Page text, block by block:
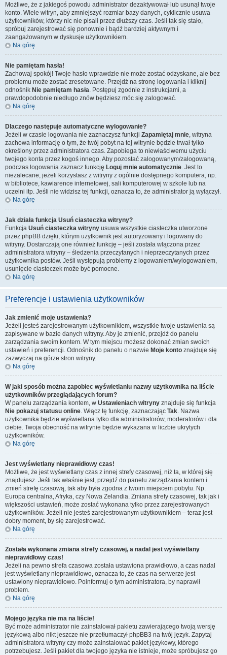
Możliwe, że z jakiegoś powodu administrator dezaktywował lub usunął twoje
konto. Wiele witryn, aby zmniejszyć rozmiar bazy danych, cyklicznie usuwa
użytkowników, którzy nic nie pisali przez dłuższy czas. Jeśli tak się stało,
spróbuj zarejestrować się ponownie i bądź bardziej aktywnym i
zaangażowanym w dyskusje użytkownikiem.
Na górę
Nie pamiętam hasła!
Zachowaj spokój! Twoje hasło wprawdzie nie może zostać odzyskane, ale bez
problemu może zostać zresetowane. Przejdź na stronę logowania i kliknij
odnośnik Nie pamiętam hasła. Postępuj zgodnie z instrukcjami, a
prawdopodobnie niedługo znów będziesz móc się zalogować.
Na górę
Dlaczego następuje automatyczne wylogowanie?
Jeżeli w czasie logowania nie zaznaczysz funkcji Zapamiętaj mnie, witryna
zachowa informację o tym, że twój pobyt na tej witrynie będzie trwał tylko
określony przez administratora czas. Zapobiega to niewłaściwemu użyciu
twojego konta przez kogoś innego. Aby pozostać zalogowanym/zalogowaną,
podczas logowania zaznacz funkcję Loguj mnie automatycznie. Jest to
niezalecane, jeżeli korzystasz z witryny z ogólnie dostępnego komputera, np.
w bibliotece, kawiarence internetowej, sali komputerowej w szkole lub na
uczelni itp. Jeśli nie widzisz tej funkcji, oznacza to, że administrator ją wyłączył.
Na górę
Jak działa funkcja Usuń ciasteczka witryny?
Funkcja Usuń ciasteczka witryny usuwa wszystkie ciasteczka utworzone
przez phpBB dzięki, którym użytkownik jest autoryzowany i logowany do
witryny. Dostarczają one również funkcję – jeśli została włączona przez
administratora witryny – śledzenia przeczytanych i nieprzeczytanych przez
użytkownika postów. Jeśli występują problemy z logowaniem/wylogowaniem,
usunięcie ciasteczek może być pomocne.
Na górę
Preferencje i ustawienia użytkowników
Jak zmienić moje ustawienia?
Jeżeli jesteś zarejestrowanym użytkownikiem, wszystkie twoje ustawienia są
zapisywane w bazie danych witryny. Aby je zmienić, przejdź do panelu
zarządzania swoim kontem. W tym miejscu możesz dokonać zmian swoich
ustawień i preferencji. Odnośnik do panelu o nazwie Moje konto znajduje się
zazwyczaj na górze stron witryny.
Na górę
W jaki sposób można zapobiec wyświetlaniu nazwy użytkownika na liście
użytkowników przeglądających forum?
W panelu zarządzania kontem, w Ustawieniach witryny znajduje się funkcja
Nie pokazuj statusu online. Włącz tę funkcję, zaznaczając Tak. Nazwa
użytkownika będzie wyświetlana tylko dla administratorów, moderatorów i dla
ciebie. Twoja obecność na witrynie będzie wykazana w liczbie ukrytych
użytkowników.
Na górę
Jest wyświetlany nieprawidłowy czas!
Możliwe, że jest wyświetlany czas z innej strefy czasowej, niż ta, w której się
znajdujesz. Jeśli tak właśnie jest, przejdź do panelu zarządzania kontem i
zmień strefę czasową, tak aby była zgodna z twoim miejscem pobytu. Np.
Europa centralna, Afryka, czy Nowa Zelandia. Zmiana strefy czasowej, tak jak i
większości ustawień, może zostać wykonana tylko przez zarejestrowanych
użytkowników. Jeżeli nie jesteś zarejestrowanym użytkownikiem – teraz jest
dobry moment, by się zarejestrować.
Na górę
Została wykonana zmiana strefy czasowej, a nadal jest wyświetlany
nieprawidłowy czas!
Jeżeli na pewno strefa czasowa została ustawiona prawidłowo, a czas nadal
jest wyświetlany nieprawidłowo, oznacza to, że czas na serwerze jest
ustawiony nieprawidłowo. Poinformuj o tym administratora, by naprawił
problem.
Na górę
Mojego języka nie ma na liście!
Być może administrator nie zainstalował pakietu zawierającego twoją wersję
językową albo nikt jeszcze nie przetłumaczył phpBB3 na twój język. Zapytaj
administratora witryny czy może zainstalować pakiet językowy, którego
potrzebujesz. Jeśli pakiet dla twojego języka nie istnieje, może spróbujesz go